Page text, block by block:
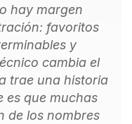
hay margen
favoritos
y
cambia el
trae una historia
es que muchas
de los nombres